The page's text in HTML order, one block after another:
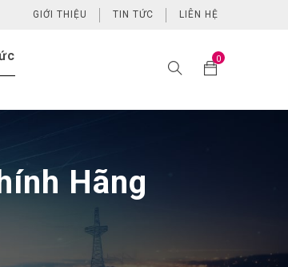
GIỚI THIỆU TIN TỨC LIÊN HỆ
0
Hãng